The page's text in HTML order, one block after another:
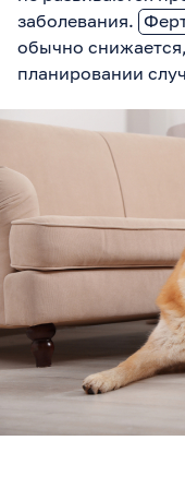
заболевания.
обычно
планировании